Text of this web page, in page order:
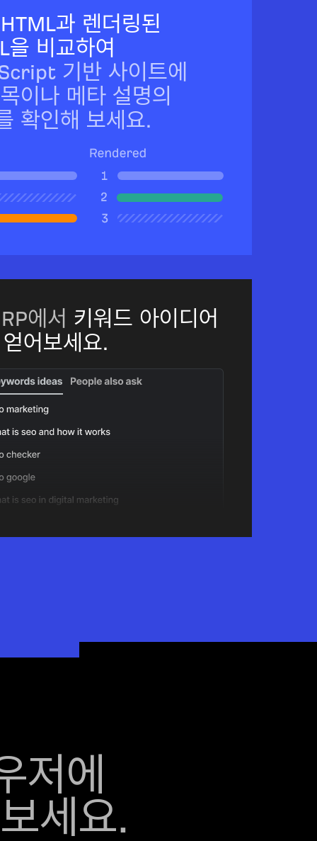
과 렌더링된
을 비교하여
기반 사이트에
이나 메타 설명의
확인해 보세요.
에서 키워드 아이디어
어보세요.
저에
세요.